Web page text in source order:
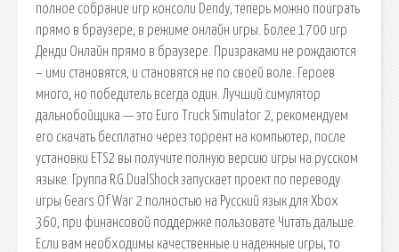
полное собрание игр консоли Dendy, теперь можно поиграть
прямо в браузере, в режиме онлайн игры. Более 1700 игр
Денди Онлайн прямо в браузере. Призраками не рождаются
– ими становятся, и становятся не по своей воле. Героев
много, но победитель всегда один. Лучший симулятор
дальнобойщика — это Euro Truck Simulator 2, рекомендуем
его скачать бесплатно через торрент на компьютер, после
установки ETS2 вы получите полную версию игры на русском
языке. Группа R.G.DualShock запускает проект по переводу
игры Gears Of War 2 полностью на Русский язык для Xbox
360, при финансовой поддержке пользовате Читать дальше.
Если вам необходимы качественные и надежные игры, то